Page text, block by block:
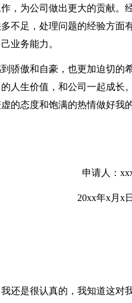
，为公司做出更大的贡献。
不足，处理问题的经验方面
业务能力。
骄傲和自豪，也更加迫切的
人生价值，和公司一起成长。
的态度和饱满的热情做好我
申请人：
20xx年x月x日
还是很认真的，我知道这对